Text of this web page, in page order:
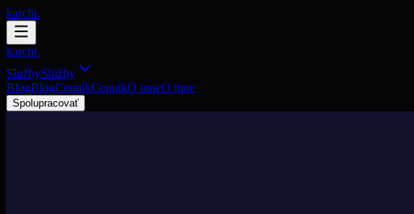
karchi.
karchi.
SlužbySlužby
BlogBlogCenníkCenníkO mneO mne
Spolupracovať